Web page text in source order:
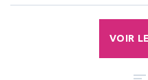
VOIR